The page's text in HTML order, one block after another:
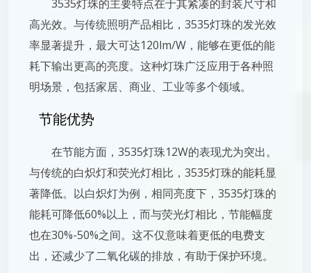
3535灯珠的主要特点在于其紧凑的封装尺寸和
高光效。与传统照明产品相比，3535灯珠的发光效
率显著提升，最大可达120lm/W，能够在更低的能
耗下输出更高的亮度。这种灯珠广泛应用于各种照
明场景，包括家居、商业、工业等多个领域。
节能优势
在节能方面，3535灯珠12W的表现尤为突出。
与传统的白炽灯和荧光灯相比，3535灯珠的能耗显
著降低。以白炽灯为例，相同亮度下，3535灯珠的
能耗可降低60%以上，而与荧光灯相比，节能幅度
也在30%-50%之间。这不仅意味着更低的电费支
出，还减少了二氧化碳的排放，有助于保护环境。